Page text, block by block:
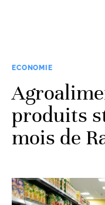
ECONOMIE
produits
mois de